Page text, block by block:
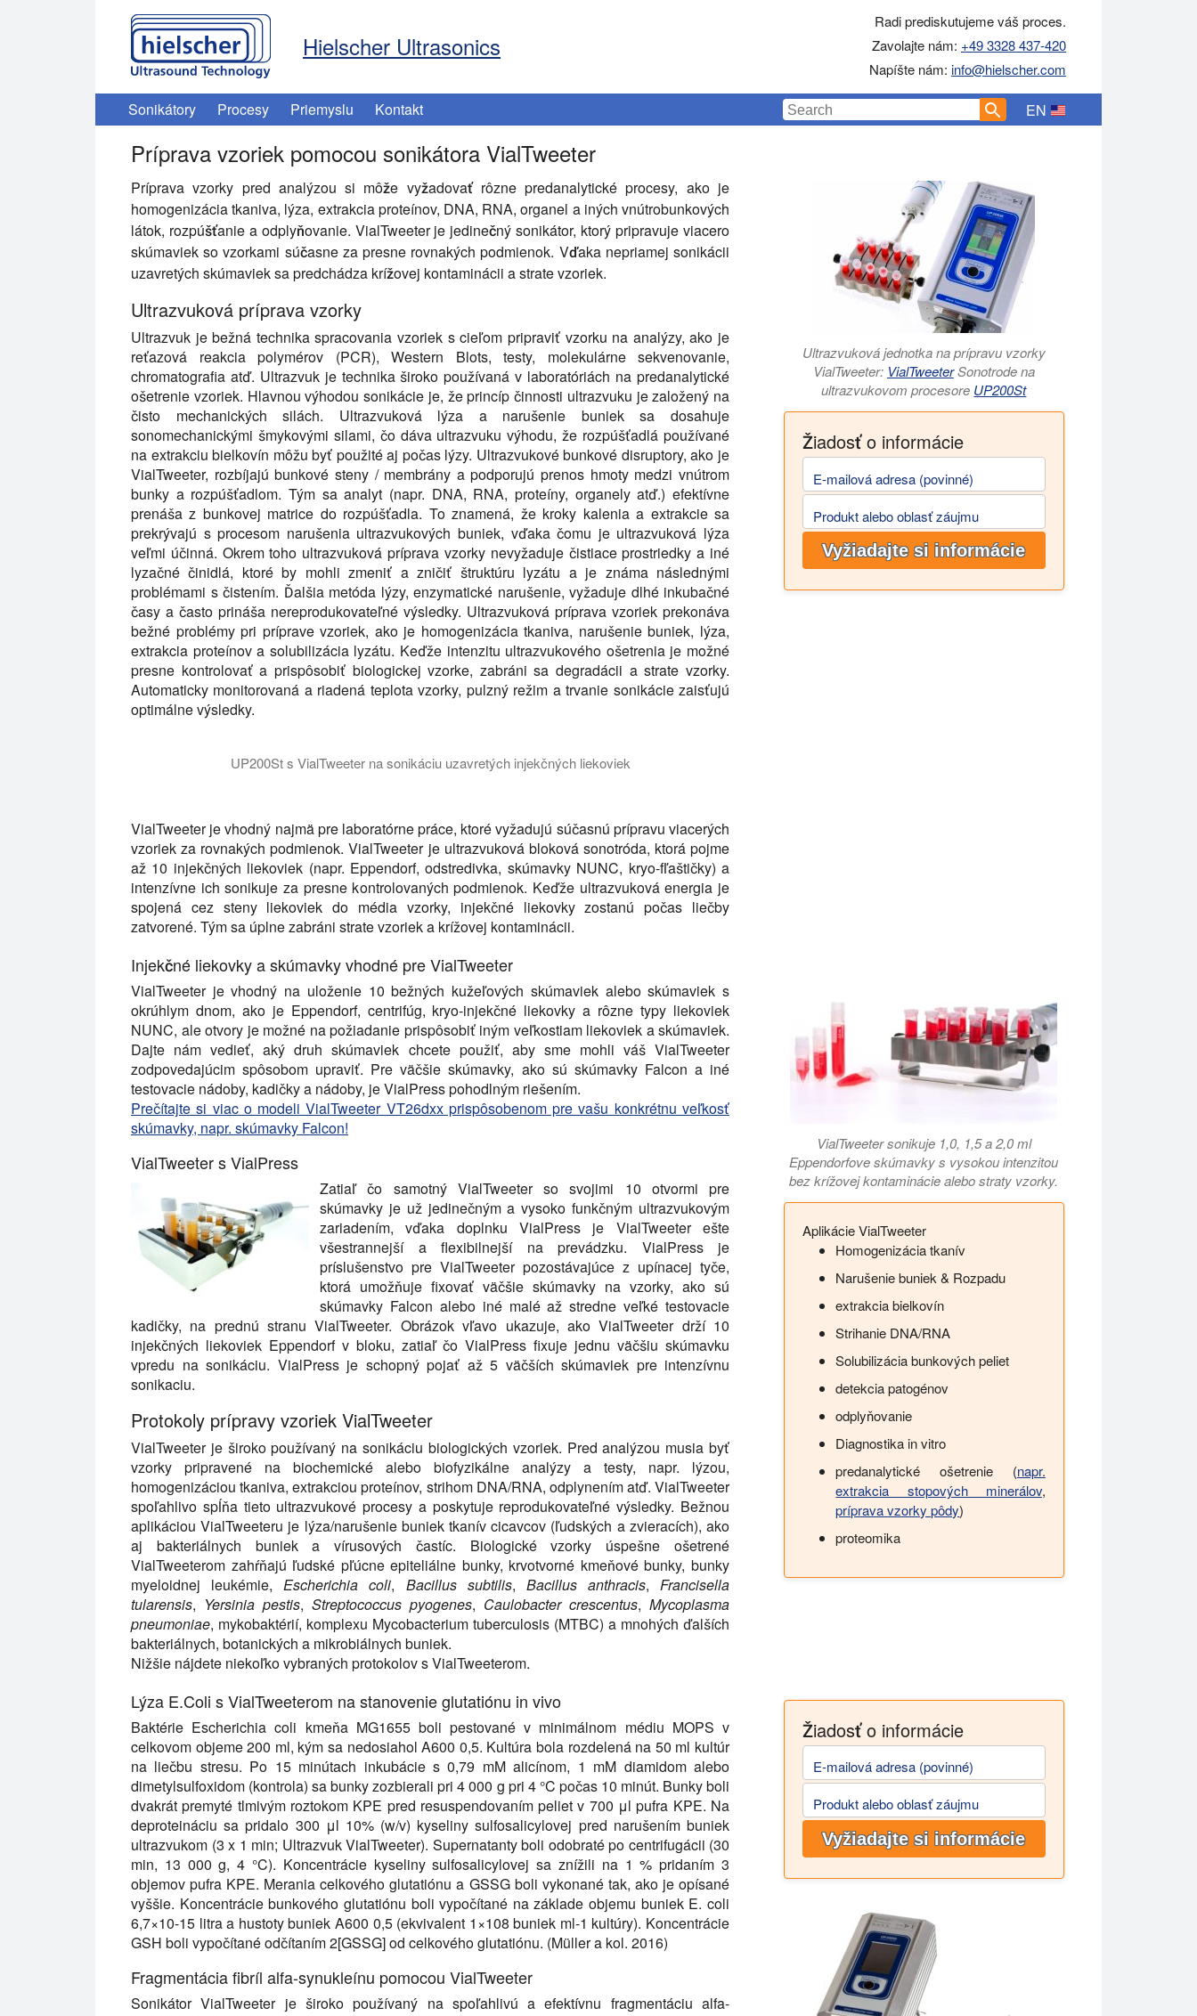
Hielscher Ultrasonics
Radi prediskutujeme váš proces.
Zavolajte nám: +49 3328 437-420
Napíšte nám: info@hielscher.com
Sonikátory Procesy Priemyslu Kontakt EN
Príprava vzoriek pomocou sonikátora VialTweeter
Príprava vzorky pred analýzou si môže vyžadovať rôzne predanalytické procesy, ako je
homogenizácia tkaniva, lýza, extrakcia proteínov, DNA, RNA, organel a iných vnútrobunkových
látok, rozpúšťanie a odplyňovanie. VialTweeter je jedinečný sonikátor, ktorý pripravuje viacero
skúmaviek so vzorkami súčasne za presne rovnakých podmienok. Vďaka nepriamej sonikácii
uzavretých skúmaviek sa predchádza krížovej kontaminácii a strate vzoriek.
Ultrazvuková príprava vzorky
Ultrazvuk je bežná technika spracovania vzoriek s cieľom pripraviť vzorku na analýzy, ako je
reťazová reakcia polymérov (PCR), Western Blots, testy, molekulárne sekvenovanie,
chromatografia atď. Ultrazvuk je technika široko používaná v laboratóriách na predanalytické
ošetrenie vzoriek. Hlavnou výhodou sonikácie je, že princíp činnosti ultrazvuku je založený na
čisto mechanických silách. Ultrazvuková lýza a narušenie buniek sa dosahuje
sonomechanickými šmykovými silami, čo dáva ultrazvuku výhodu, že rozpúšťadlá používané
na extrakciu bielkovín môžu byť použité aj počas lýzy. Ultrazvukové bunkové disruptory, ako je
VialTweeter, rozbíjajú bunkové steny / membrány a podporujú prenos hmoty medzi vnútrom
bunky a rozpúšťadlom. Tým sa analyt (napr. DNA, RNA, proteíny, organely atď.) efektívne
prenáša z bunkovej matrice do rozpúšťadla. To znamená, že kroky kalenia a extrakcie sa
prekrývajú s procesom narušenia ultrazvukových buniek, vďaka čomu je ultrazvuková lýza
veľmi účinná. Okrem toho ultrazvuková príprava vzorky nevyžaduje čistiace prostriedky a iné
lyzačné činidlá, ktoré by mohli zmeniť a zničiť štruktúru lyzátu a je známa následnými
problémami s čistením. Ďalšia metóda lýzy, enzymatické narušenie, vyžaduje dlhé inkubačné
časy a často prináša nereprodukovateľné výsledky. Ultrazvuková príprava vzoriek prekonáva
bežné problémy pri príprave vzoriek, ako je homogenizácia tkaniva, narušenie buniek, lýza,
extrakcia proteínov a solubilizácia lyzátu. Keďže intenzitu ultrazvukového ošetrenia je možné
presne kontrolovať a prispôsobiť biologickej vzorke, zabráni sa degradácii a strate vzorky.
Automaticky monitorovaná a riadená teplota vzorky, pulzný režim a trvanie sonikácie zaisťujú
optimálne výsledky.
UP200St s VialTweeter na sonikáciu uzavretých injekčných liekoviek
VialTweeter je vhodný najmä pre laboratórne práce, ktoré vyžadujú súčasnú prípravu viacerých
vzoriek za rovnakých podmienok. VialTweeter je ultrazvuková bloková sonotróda, ktorá pojme
až 10 injekčných liekoviek (napr. Eppendorf, odstredivka, skúmavky NUNC, kryo-fľaštičky) a
intenzívne ich sonikuje za presne kontrolovaných podmienok. Keďže ultrazvuková energia je
spojená cez steny liekoviek do média vzorky, injekčné liekovky zostanú počas liečby
zatvorené. Tým sa úplne zabráni strate vzoriek a krížovej kontaminácii.
Ultrazvuková jednotka na prípravu vzorky
VialTweeter: VialTweeterSonotrode na
ultrazvukovom procesore UP200St
Žiadosť o informácie
E-mailová adresa (povinné)
Produkt alebo oblasť záujmu
Vyžiadajte si informácie
Injekčné liekovky a skúmavky vhodné pre VialTweeter
VialTweeter je vhodný na uloženie 10 bežných kužeľových skúmaviek alebo skúmaviek s
okrúhlym dnom, ako je Eppendorf, centrifúg, kryo-injekčné liekovky a rôzne typy liekoviek
NUNC, ale otvory je možné na požiadanie prispôsobiť iným veľkostiam liekoviek a skúmaviek.
Dajte nám vedieť, aký druh skúmaviek chcete použiť, aby sme mohli váš VialTweeter
zodpovedajúcim spôsobom upraviť. Pre väčšie skúmavky, ako sú skúmavky Falcon a iné
testovacie nádoby, kadičky a nádoby, je VialPress pohodlným riešením.
Prečítajte si viac o modeli VialTweeter VT26dxx prispôsobenom pre vašu konkrétnu veľkosť
skúmavky, napr. skúmavky Falcon!
VialTweeter s VialPress
Zatiaľ čo samotný VialTweeter so svojimi 10 otvormi pre
skúmavky je už jedinečným a vysoko funkčným ultrazvukovým
zariadením, vďaka doplnku VialPress je VialTweeter ešte
všestrannejší a flexibilnejší na prevádzku. VialPress je
príslušenstvo pre VialTweeter pozostávajúce z upínacej tyče,
ktorá umožňuje fixovať väčšie skúmavky na vzorky, ako sú
skúmavky Falcon alebo iné malé až stredne veľké testovacie
kadičky, na prednú stranu VialTweeter. Obrázok vľavo ukazuje, ako VialTweeter drží 10
injekčných liekoviek Eppendorf v bloku, zatiaľ čo VialPress fixuje jednu väčšiu skúmavku
vpredu na sonikáciu. VialPress je schopný pojať až 5 väčších skúmaviek pre intenzívnu
sonikaciu.
Protokoly prípravy vzoriek VialTweeter
VialTweeter je široko používaný na sonikáciu biologických vzoriek. Pred analýzou musia byť
vzorky pripravené na biochemické alebo biofyzikálne analýzy a testy, napr. lýzou,
homogenizáciou tkaniva, extrakciou proteínov, strihom DNA/RNA, odplynením atď. VialTweeter
spoľahlivo spĺňa tieto ultrazvukové procesy a poskytuje reprodukovateľné výsledky. Bežnou
aplikáciou VialTweeteru je lýza/narušenie buniek tkanív cicavcov (ľudských a zvieracích), ako
aj bakteriálnych buniek a vírusových častíc. Biologické vzorky úspešne ošetrené
VialTweeterom zahŕňajú ľudské pľúcne epiteliálne bunky, krvotvorné kmeňové bunky, bunky
myeloidnej leukémie, Escherichia coli, Bacillus subtilis, Bacillus anthracis, Francisella
tularensis, Yersinia pestis, Streptococcus pyogenes, Caulobacter crescentus, Mycoplasma
pneumoniae, mykobaktérií, komplexu Mycobacterium tuberculosis (MTBC) a mnohých ďalších
bakteriálnych, botanických a mikrobiálnych buniek.
Nižšie nájdete niekoľko vybraných protokolov s VialTweeterom.
VialTweeter sonikuje 1,0, 1,5 a 2,0 ml
Eppendorfove skúmavky s vysokou intenzitou
bez krížovej kontaminácie alebo straty vzorky.
Aplikácie VialTweeter
Homogenizácia tkanív
Narušenie buniek & Rozpadu
extrakcia bielkovín
Strihanie DNA/RNA
Solubilizácia bunkových peliet
detekcia patogénov
odplyňovanie
Diagnostika in vitro
predanalytické ošetrenie (napr.
extrakcia stopových minerálov,
príprava vzorky pôdy)
proteomika
Lýza E.Coli s VialTweeterom na stanovenie glutatiónu in vivo
Baktérie Escherichia coli kmeňa MG1655 boli pestované v minimálnom médiu MOPS v
celkovom objeme 200 ml, kým sa nedosiahol A600 0,5. Kultúra bola rozdelená na 50 ml kultúr
na liečbu stresu. Po 15 minútach inkubácie s 0,79 mM alicínom, 1 mM diamidom alebo
dimetylsulfoxidom (kontrola) sa bunky zozbierali pri 4 000 g pri 4 °C počas 10 minút. Bunky boli
dvakrát premyté tlmivým roztokom KPE pred resuspendovaním peliet v 700 μl pufra KPE. Na
deproteináciu sa pridalo 300 μl 10% (w/v) kyseliny sulfosalicylovej pred narušením buniek
ultrazvukom (3 x 1 min; Ultrazvuk VialTweeter). Supernatanty boli odobraté po centrifugácii (30
min, 13 000 g, 4 °C). Koncentrácie kyseliny sulfosalicylovej sa znížili na 1 % pridaním 3
objemov pufra KPE. Merania celkového glutatiónu a GSSG boli vykonané tak, ako je opísané
vyššie. Koncentrácie bunkového glutatiónu boli vypočítané na základe objemu buniek E. coli
6,7×10-15 litra a hustoty buniek A600 0,5 (ekvivalent 1×108 buniek ml-1 kultúry). Koncentrácie
GSH boli vypočítané odčítaním 2[GSSG] od celkového glutatiónu. (Müller a kol. 2016)
Fragmentácia fibríl alfa-synukleínu pomocou VialTweeter
Sonikátor VialTweeter je široko používaný na spoľahlivú a efektívnu fragmentáciu alfa-
Žiadosť o informácie
E-mailová adresa (povinné)
Produkt alebo oblasť záujmu
Vyžiadajte si informácie